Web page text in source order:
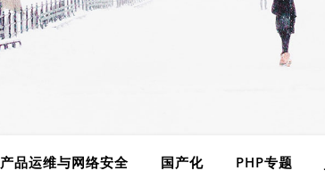
产品运维与网络安全 国产化 PHP专题